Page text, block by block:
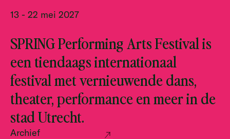
13 - 22 mei 2027
SPRING Performing Arts Festival is
een tiendaags internationaal
festival met vernieuwende dans,
theater, performance en meer in de
stad Utrecht.
Archief